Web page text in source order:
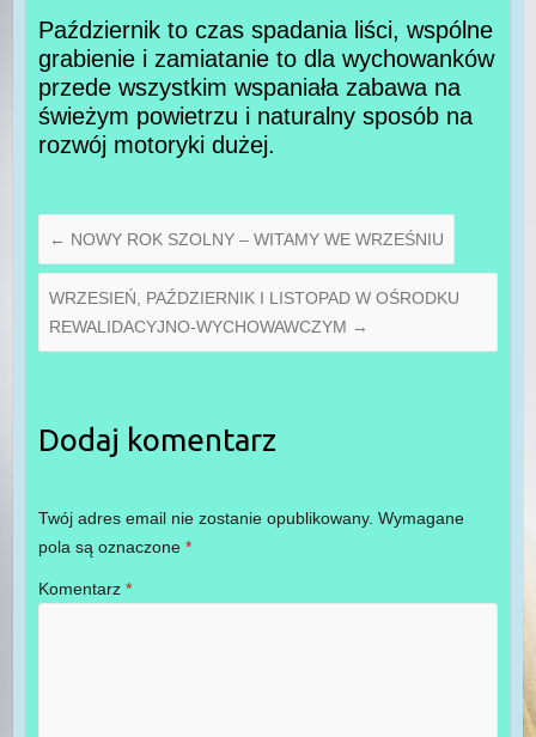
Październik to czas spadania liści, wspólne
grabienie i zamiatanie to dla wychowanków
przede wszystkim wspaniała zabawa na
świeżym powietrzu i naturalny sposób na
rozwój motoryki dużej.
← NOWY ROK SZOLNY – WITAMY WE WRZEŚNIU
WRZESIEŃ, PAŹDZIERNIK I LISTOPAD W OŚRODKU
REWALIDACYJNO-WYCHOWAWCZYM →
Dodaj komentarz
Twój adres email nie zostanie opublikowany. Wymagane
pola są oznaczone *
Komentarz *